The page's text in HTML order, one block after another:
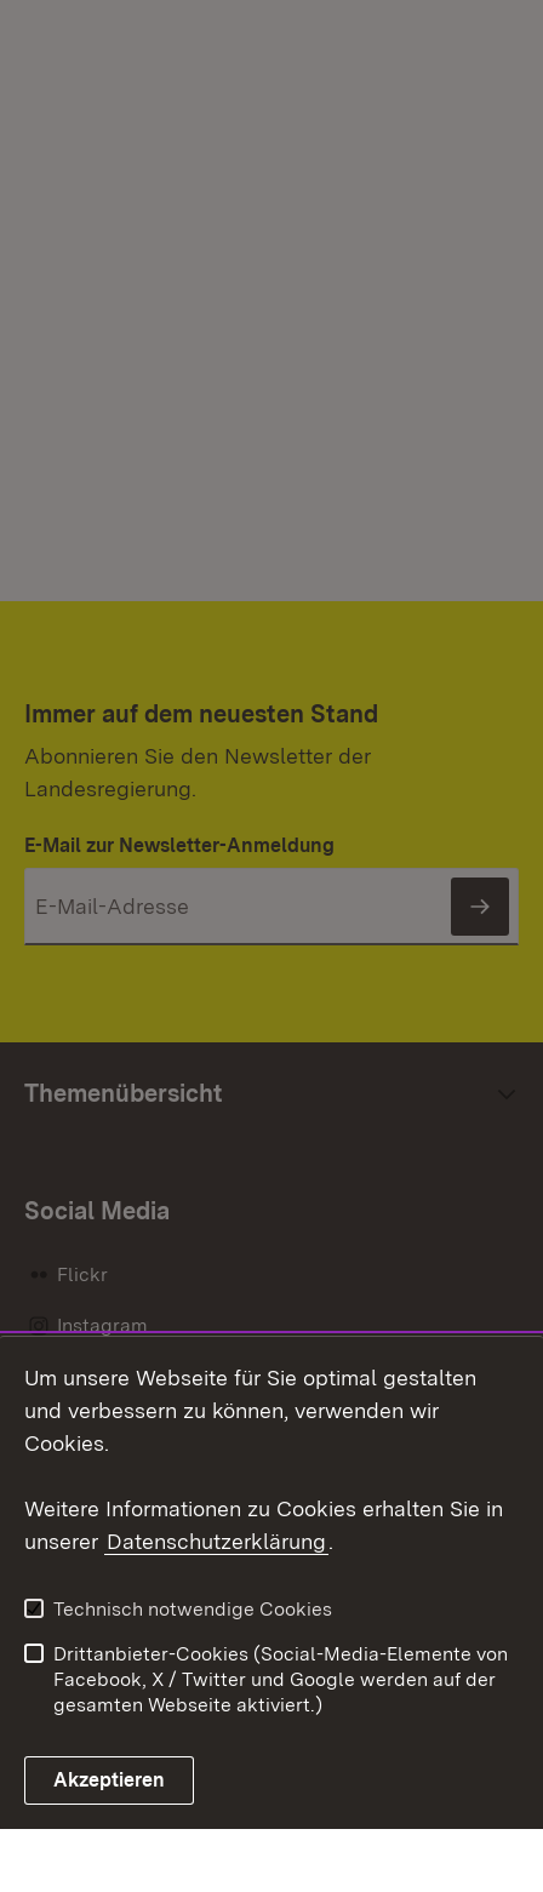
Immer auf dem neuesten Stand
Abonnieren Sie den Newsletter der
Landesregierung.
E-Mail zur Newsletter-Anmeldung
Themenübersicht
Social Media
Flickr
Instagram
Social Wall
Link zum Landesportal
Barrierefreiheit
Benutzungshinweise
Impressum
Cookies
Um unsere Webseite für Sie optimal gestalten
und verbessern zu können, verwenden wir
Cookies.
Weitere Informationen zu Cookies erhalten Sie in
unserer Datenschutzerklärung.
Technisch notwendige Cookies
Drittanbieter-Cookies (Social-Media-Elemente von
Facebook, X / Twitter und Google werden auf der
gesamten Webseite aktiviert.)
Akzeptieren